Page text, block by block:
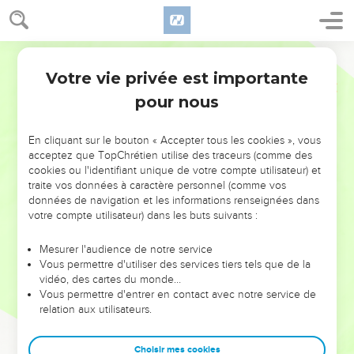
NE MANQUEZ PAS L’ÉVÉNEMENT
DE L’ANNÉE !
ET SI LEURS ERREURS POUVAIENT VOUS ÉVITER LES
VOTRES ?
leur foi ou leur vision. Mais on voit moins les doutes, les erreurs
et les saisons difficiles qu'ils ont traversés, alors même que ce
sont elles qui les ont façonnés.
Dans cette conférence, leaders, entrepreneurs, et responsables
clés pour avancer avec plus de sagesse afin que leurs erreurs
Votre vie privée est importante
pour nous
En cliquant sur le bouton « Accepter tous les cookies », vous
acceptez que TopChrétien utilise des traceurs (comme des
cookies ou l'identifiant unique de votre compte utilisateur) et
traite vos données à caractère personnel (comme vos
données de navigation et les informations renseignées dans
votre compte utilisateur) dans les buts suivants :
Mesurer l'audience de notre service
Vous permettre d'utiliser des services tiers tels que de la
vidéo, des cartes du monde…
Vous permettre d'entrer en contact avec notre service de
relation aux utilisateurs.
Choisir mes cookies